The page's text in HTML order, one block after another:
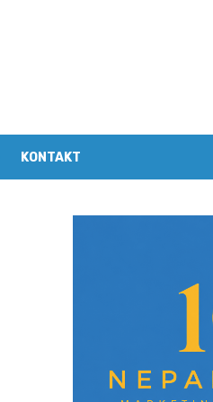
KONTAKT